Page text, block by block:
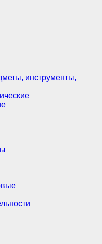
инструменты,